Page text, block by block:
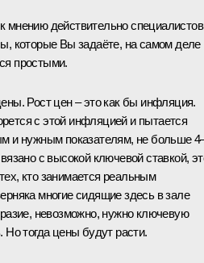
мнению действительно
которые Вы задаёте, на самом деле
простыми.
Рост цен – это как бы инфляция.
с этой инфляцией и пытается
и нужным показателям, не больше
с высокой ключевой ставкой,
кто занимается реальным
многие сидящие здесь в зале
невозможно, нужно ключевую
Но тогда цены будут расти.